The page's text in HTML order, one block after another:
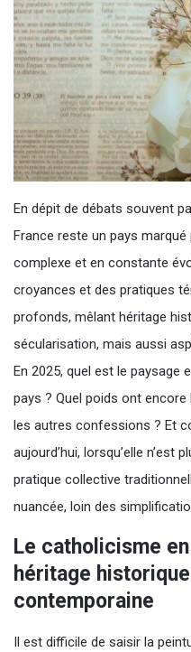
En dépit de débats souvent
France reste un pays
complexe et en constante
croyances et des pratiques
profonds, mêlant héritage
sécularisation, mais aussi
En 2025, quel est le paysage
pays ? Quel poids ont
les autres confessions ? Et
aujourd’hui, lorsqu’elle n’est
pratique collective
nuancée, loin des
Le catholicisme
héritage
contemporaine
Il est difficile de saisir la